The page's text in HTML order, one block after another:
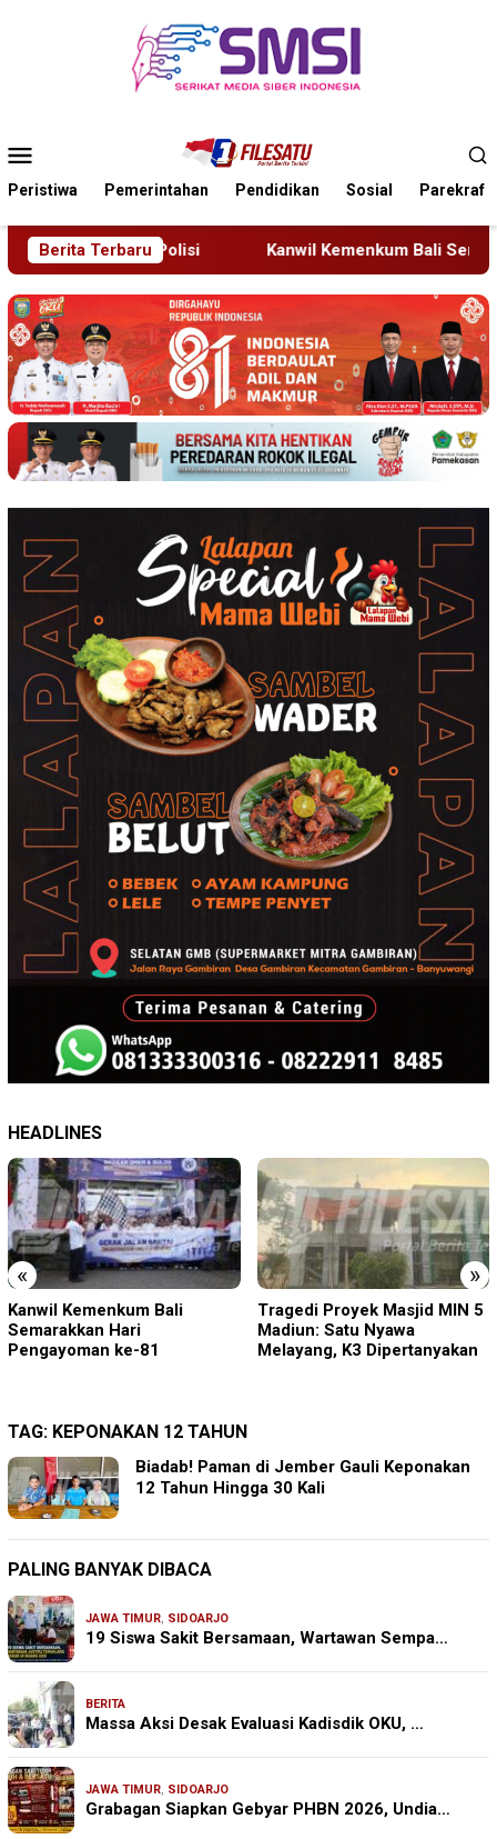
Mobile
Peristiwa Pemerintahan Pendidikan Sosial Parekraf
Berita Terbaru
Kanwil Kemenkum Bali Semarakkan Hari Pengayoman ke-
HEADLINES
« »
Tragedi Proyek Masjid MIN 5
Madiun: Satu Nyawa
Melayang, K3 Dipertanyakan
KA BIAS Terhenti, Lima KA
Ikut Terdampak, KAI Daop 7
Gerak Cepat Pulihkan
TAG: KEPONAKAN 12 TAHUN
Biadab! Paman di Jember Gauli Keponakan
12 Tahun Hingga 30 Kali
PALING BANYAK DIBACA
JAWA TIMUR, SIDOARJO
19 Siswa Sakit Bersamaan, Wartawan Sempa…
BERITA
Massa Aksi Desak Evaluasi Kadisdik OKU, …
JAWA TIMUR, SIDOARJO
Grabagan Siapkan Gebyar PHBN 2026, Undia…